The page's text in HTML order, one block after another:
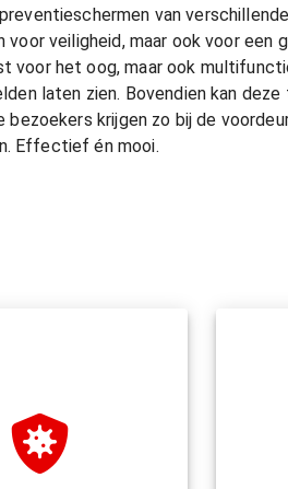
van
veiligheid, maar ook voor een
voor het oog, maar ook
laten zien. Bovendien kan
krijgen zo bij de
Effectief én mooi.